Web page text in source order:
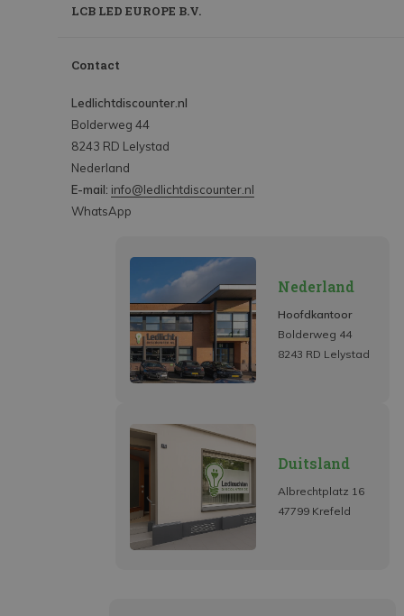
LCB LED EUROPE B.V.
Contact
Ledlichtdiscounter.nl
Bolderweg 44
8243 RD Lelystad
Nederland
E-mail: info@ledlichtdiscounter.nl
WhatsApp
Nederland
Hoofdkantoor
Bolderweg 44
8243 RD Lelystad
Duitsland
Albrechtplatz 16
47799 Krefeld